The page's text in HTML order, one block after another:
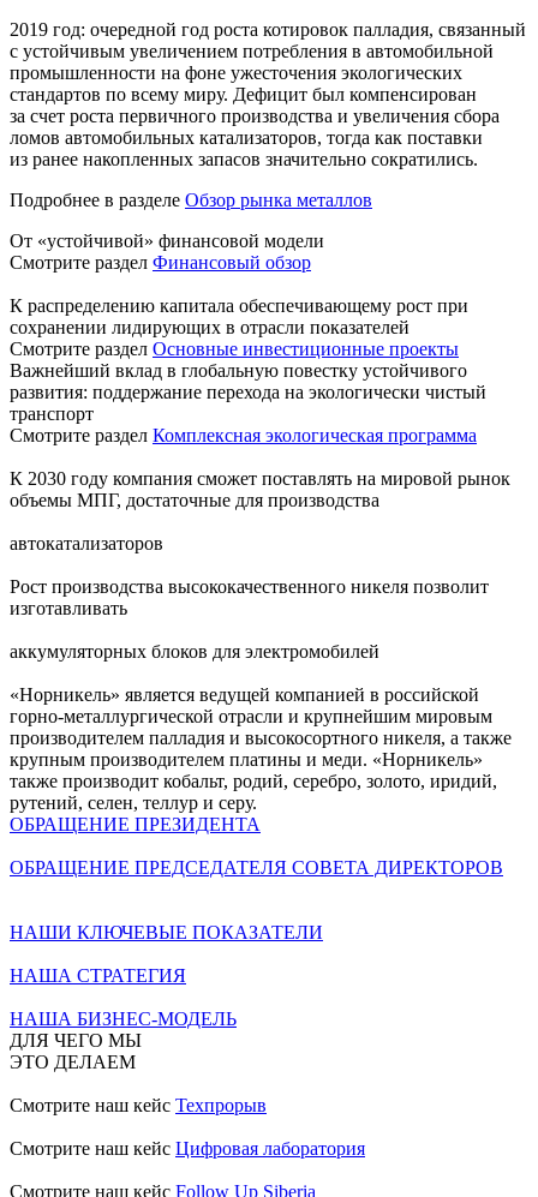
2019 год: очередной год роста котировок палладия, связанный
с устойчивым увеличением потребления в автомобильной
промышленности на фоне ужесточения экологических
стандартов по всему миру. Дефицит был компенсирован
за счет роста первичного производства и увеличения сбора
ломов автомобильных катализаторов, тогда как поставки
из ранее накопленных запасов значительно сократились.
Подробнее в разделе Обзор рынка металлов
От «устойчивой» финансовой модели
Смотрите раздел Финансовый обзор
К распределению капитала обеспечивающему рост при
сохранении лидирующих в отрасли показателей
Смотрите раздел Основные инвестиционные проекты
Важнейший вклад в глобальную повестку устойчивого
развития: поддержание перехода на экологически чистый
транспорт
Смотрите раздел Комплексная экологическая программа
К 2030 году компания сможет поставлять на мировой рынок
объемы МПГ, достаточные для производства
автокатализаторов
Рост производства высококачественного никеля позволит
изготавливать
аккумуляторных блоков для электромобилей
«Норникель» является ведущей компанией в российской
горно-металлургической отрасли и крупнейшим мировым
производителем палладия и высокосортного никеля, а также
крупным производителем платины и меди. «Норникель»
также производит кобальт, родий, серебро, золото, иридий,
рутений, селен, теллур и серу.
ОБРАЩЕНИЕ ПРЕЗИДЕНТА
ОБРАЩЕНИЕ ПРЕДСЕДАТЕЛЯ СОВЕТА ДИРЕКТОРОВ
НАШИ КЛЮЧЕВЫЕ ПОКАЗАТЕЛИ
НАША СТРАТЕГИЯ
НАША БИЗНЕС-МОДЕЛЬ
ДЛЯ ЧЕГО МЫ
ЭТО ДЕЛАЕМ
Смотрите наш кейс Техпрорыв
Смотрите наш кейс Цифровая лаборатория
Смотрите наш кейс Follow Up Siberia